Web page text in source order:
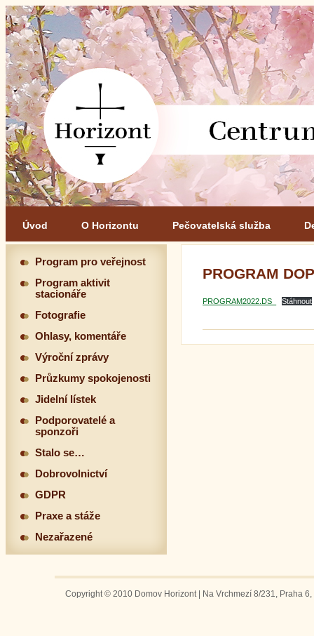
Úvod O Horizontu Pečovatelská služba
PROGRAM
PROGRAM2022.DS_ Stáhnout
Program pro veřejnost
Program aktivit
stacionáře
Fotografie
Ohlasy, komentáře
Výroční zprávy
Průzkumy spokojenosti
Jidelní lístek
Podporovatelé a
sponzoři
Stalo se…
Dobrovolnictví
GDPR
Praxe a stáže
Nezařazené
Copyright © 2010 Domov Horizont | Na Vrchmezí 8/231, Praha